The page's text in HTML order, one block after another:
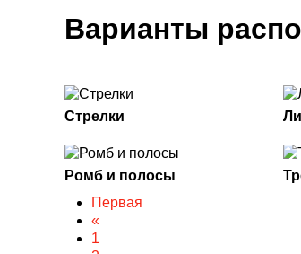
Варианты
Стрелки
Ромб и полосы
Первая
«
1